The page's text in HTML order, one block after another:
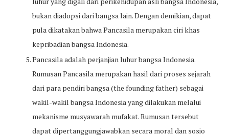
bukan diadopsi dari bangsa lain. Dengan demikian, dapat
pula dikatakan bahwa Pancasila merupakan ciri khas
kepribadian bangsa Indonesia.
Pancasila adalah perjanjian luhur bangsa Indonesia.
Rumusan Pancasila merupakan hasil dari proses sejarah
dari para pendiri bangsa (the founding father) sebagai
wakil-wakil bangsa Indonesia yang dilakukan melalui
mekanisme musyawarah mufakat. Rumusan tersebut
dapat dipertanggungjawabkan secara moral dan sosio